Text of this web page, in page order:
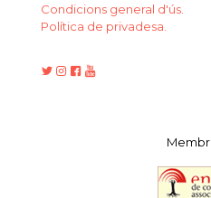
Condicions general d'ús.
Política de privadesa.